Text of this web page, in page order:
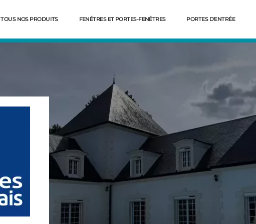
TOUS NOS PRODUITS FENÊTRES ET PORTES-FENÊTRES PORTES D'ENTRÉE